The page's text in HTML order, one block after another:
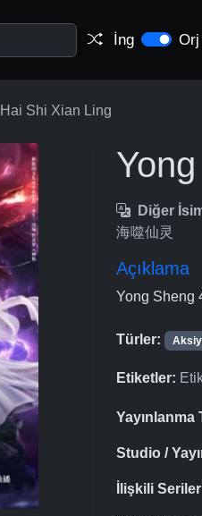
İng Orj
Shi Xian Ling
Diğer
海噬仙灵
Açıklama
Yong Sheng
Türler:
Etiketler:
Yayınlanma
Studio /
İlişkili